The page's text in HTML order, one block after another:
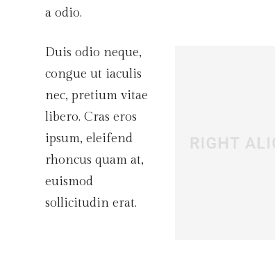
a odio.
Duis odio neque,
congue ut iaculis
nec, pretium vitae
libero. Cras eros
ipsum, eleifend
rhoncus quam at,
euismod
sollicitudin erat.